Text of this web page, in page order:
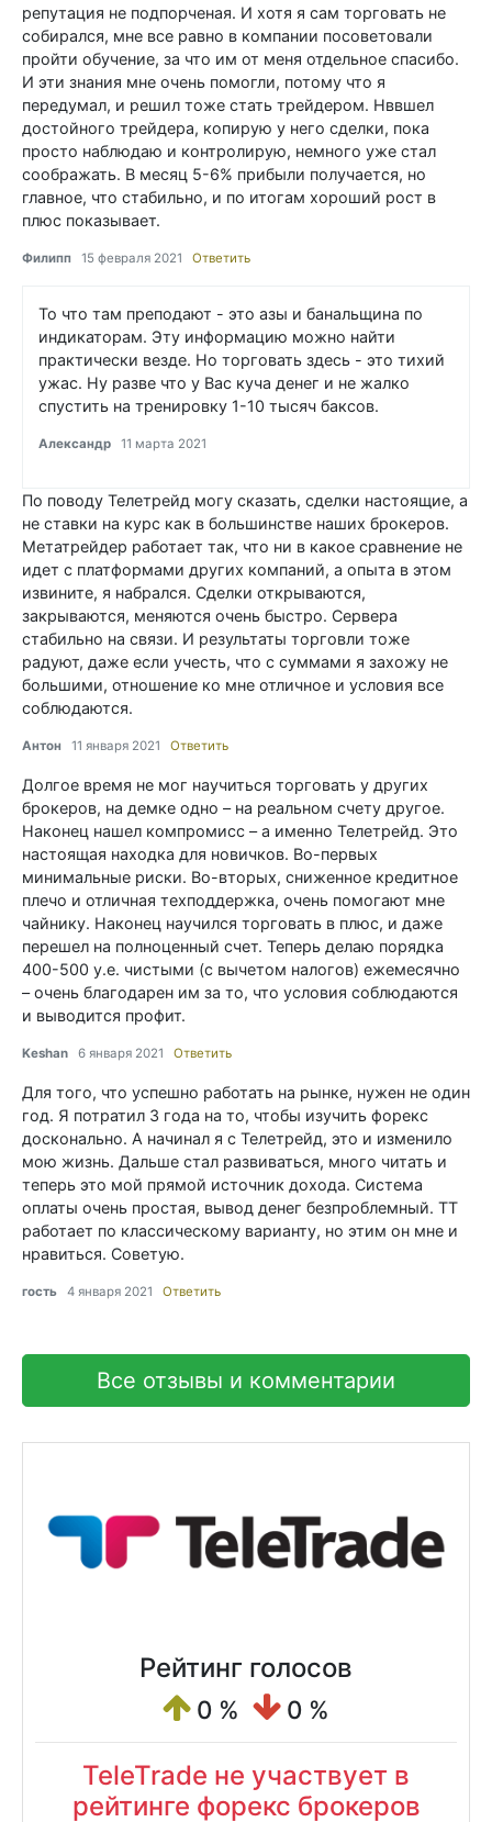
репутация не подпорченая. И хотя я сам торговать не
собирался, мне все равно в компании посоветовали
пройти обучение, за что им от меня отдельное спасибо.
И эти знания мне очень помогли, потому что я
передумал, и решил тоже стать трейдером. Нввшел
достойного трейдера, копирую у него сделки, пока
просто наблюдаю и контролирую, немного уже стал
соображать. В месяц 5-6% прибыли получается, но
главное, что стабильно, и по итогам хороший рост в
плюс показывает.
Филипп 15 февраля 2021 Ответить
То что там преподают - это азы и банальщина по
индикаторам. Эту информацию можно найти
практически везде. Но торговать здесь - это тихий
ужас. Ну разве что у Вас куча денег и не жалко
спустить на тренировку 1-10 тысяч баксов.
Александр 11 марта 2021
По поводу Телетрейд могу сказать, сделки настоящие, а
не ставки на курс как в большинстве наших брокеров.
Метатрейдер работает так, что ни в какое сравнение не
идет с платформами других компаний, а опыта в этом
извините, я набрался. Сделки открываются,
закрываются, меняются очень быстро. Сервера
стабильно на связи. И результаты торговли тоже
радуют, даже если учесть, что с суммами я захожу не
большими, отношение ко мне отличное и условия все
соблюдаются.
Антон 11 января 2021 Ответить
Долгое время не мог научиться торговать у других
брокеров, на демке одно – на реальном счету другое.
Наконец нашел компромисс – а именно Телетрейд. Это
настоящая находка для новичков. Во-первых
минимальные риски. Во-вторых, сниженное кредитное
плечо и отличная техподдержка, очень помогают мне
чайнику. Наконец научился торговать в плюс, и даже
перешел на полноценный счет. Теперь делаю порядка
400-500 у.е. чистыми (с вычетом налогов) ежемесячно
– очень благодарен им за то, что условия соблюдаются
и выводится профит.
Keshan 6 января 2021 Ответить
Для того, что успешно работать на рынке, нужен не один
год. Я потратил 3 года на то, чтобы изучить форекс
досконально. А начинал я с Телетрейд, это и изменило
мою жизнь. Дальше стал развиваться, много читать и
теперь это мой прямой источник дохода. Система
оплаты очень простая, вывод денег безпроблемный. ТТ
работает по классическому варианту, но этим он мне и
нравиться. Советую.
гость 4 января 2021 Ответить
Все отзывы и комментарии
Рейтинг голосов
0 % 0 %
TeleTrade не участвует в
рейтинге форекс брокеров